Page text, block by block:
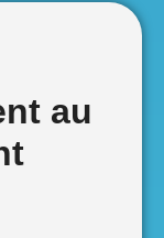
au